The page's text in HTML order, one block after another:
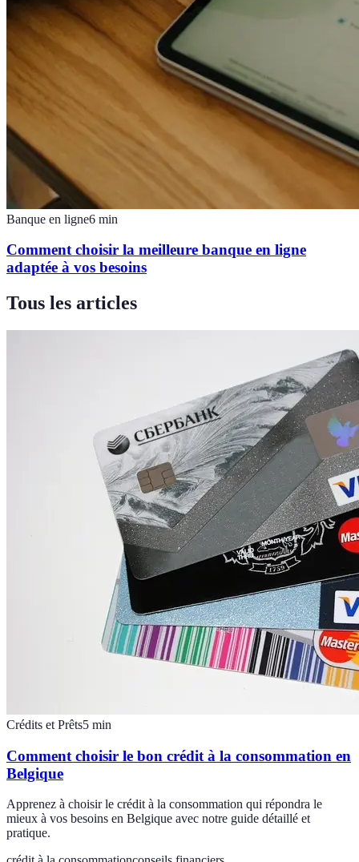
Banque en ligne6 min
Comment choisir la meilleure banque en ligne
adaptée à vos besoins
Tous les articles
Crédits et Prêts5 min
Comment choisir le bon crédit à la consommation en
Belgique
Apprenez à choisir le crédit à la consommation qui répondra le
mieux à vos besoins en Belgique avec notre guide détaillé et
pratique.